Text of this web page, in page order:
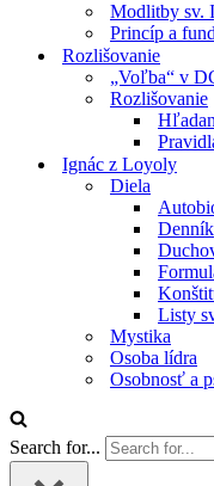
Modlitby sv.
Princíp a
Rozlišovanie
„Voľba“ v
Rozlišovanie
Ignác z Loyoly
Diela
Denník
Listy
Mystika
Osoba lídra
Osobnosť a
Search for...